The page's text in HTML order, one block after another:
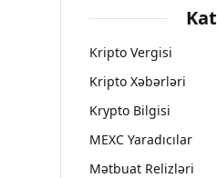
Kripto Vergisi
Kripto Xəbərləri
Krypto Bilgisi
MEXC Yaradıcılar
Mətbuat Relizləri